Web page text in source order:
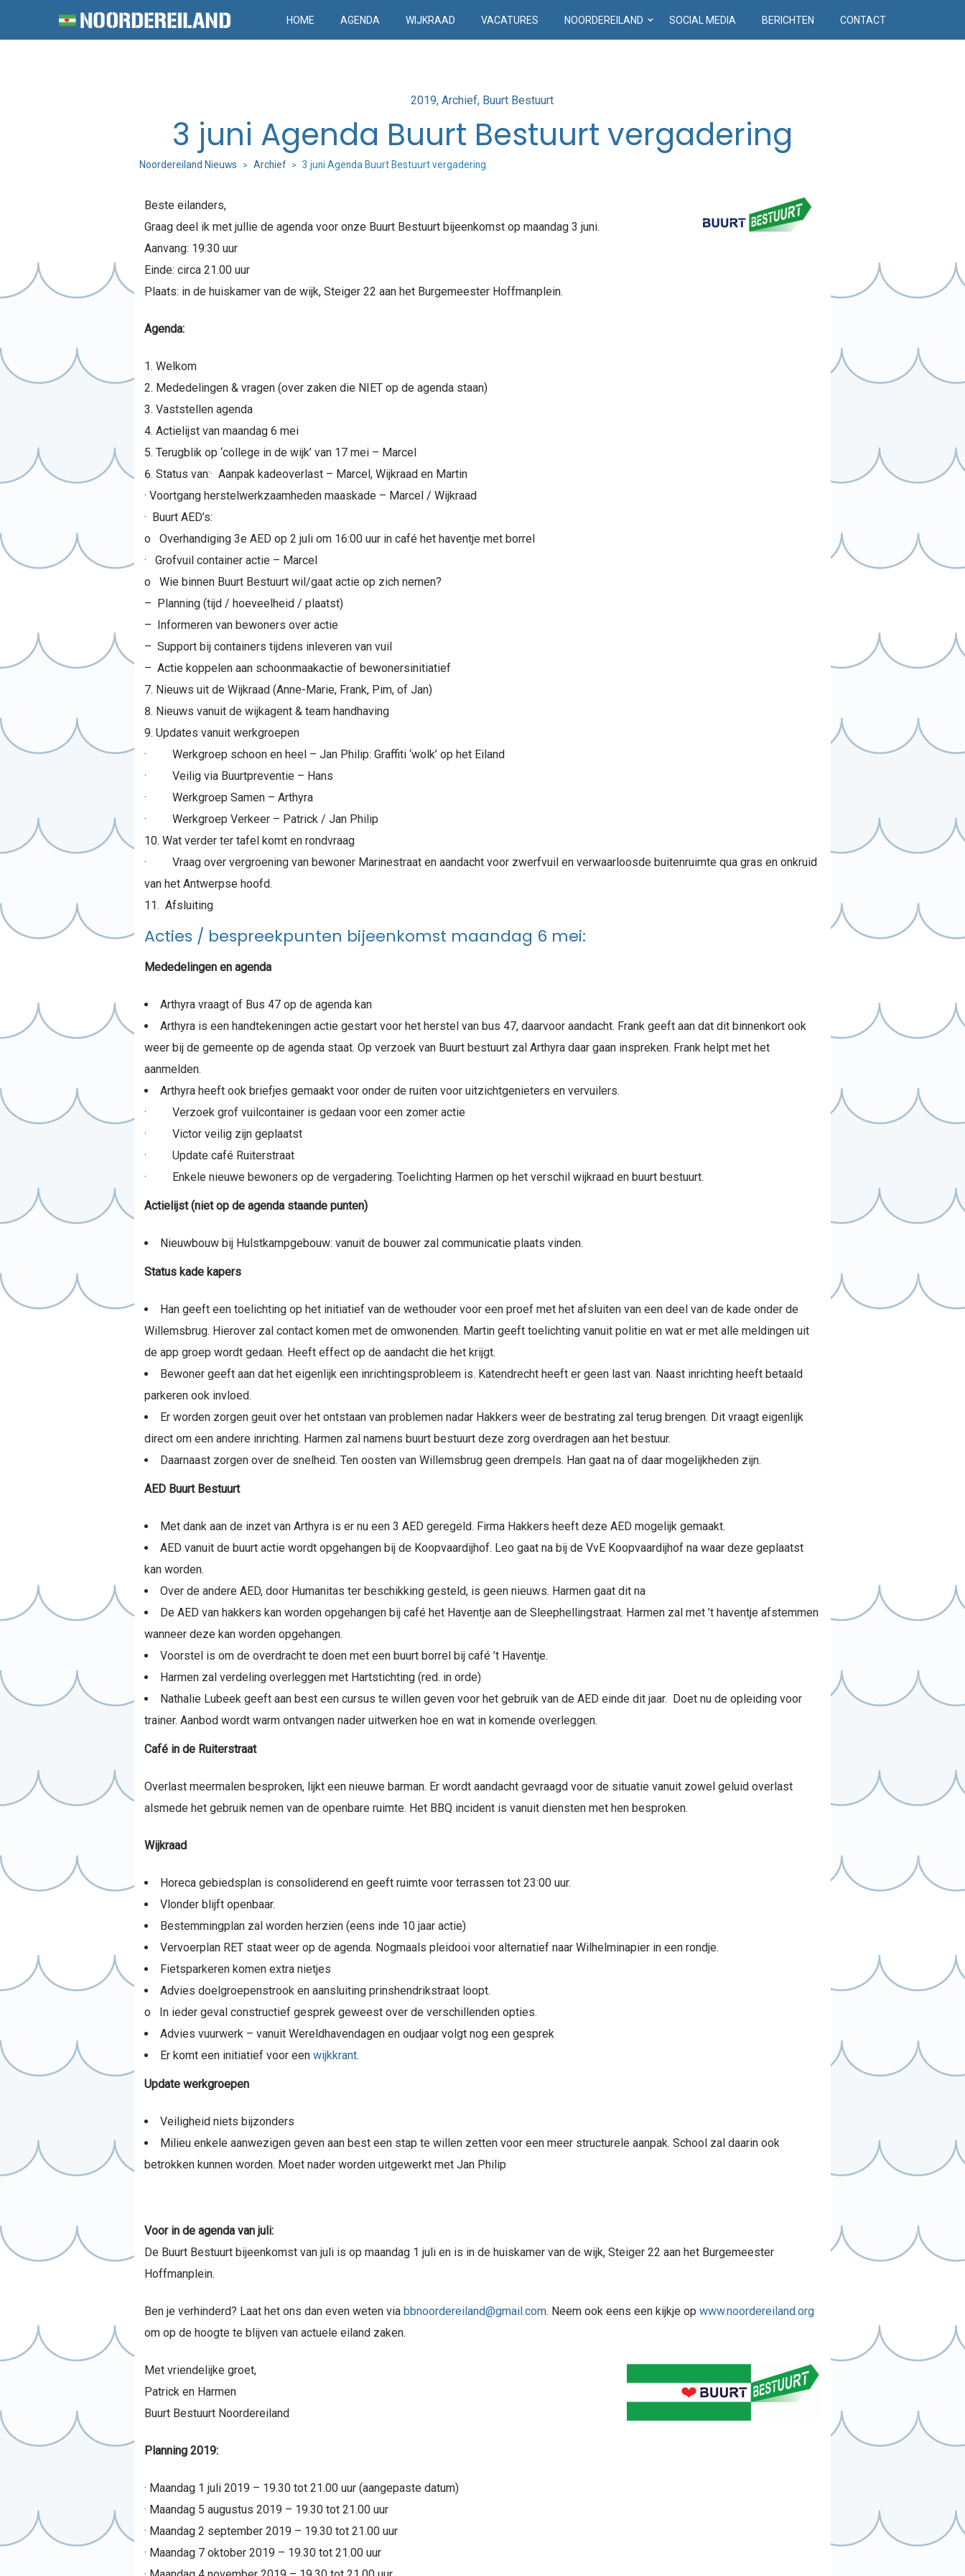
HOME AGENDA WIJKRAAD VACATURES NOORDEREILAND SOCIAL MEDIA BERICHTEN CONTACT
Posted
2019 Archief Buurt Bestuurt
3 juni Agenda Buurt Bestuurt vergadering
Noordereiland Nieuws > Archief > 3 juni Agenda Buurt Bestuurt vergadering
Beste eilanders,
Graag deel ik met jullie de agenda voor onze Buurt Bestuurt bijeenkomst op maandag 3 juni.
Aanvang: 19:30 uur
Einde: circa 21.00 uur
Plaats: in de huiskamer van de wijk, Steiger 22 aan het Burgemeester Hoffmanplein.
Agenda:
Welkom
Mededelingen & vragen (over zaken die NIET op de agenda staan)
Vaststellen agenda
Actielijst van maandag 6 mei
Terugblik op ‘college in de wijk’ van 17 mei – Marcel
Status van:· Aanpak kadeoverlast – Marcel, Wijkraad en Martin
· Voortgang herstelwerkzaamheden maaskade – Marcel / Wijkraad
· Buurt AED’s:
o Overhandiging 3e AED op 2 juli om 16:00 uur in café het haventje met borrel
· Grofvuil container actie – Marcel
o Wie binnen Buurt Bestuurt wil/gaat actie op zich nemen?
– Planning (tijd / hoeveelheid / plaatst)
– Informeren van bewoners over actie
– Support bij containers tijdens inleveren van vuil
– Actie koppelen aan schoonmaakactie of bewonersinitiatief
Nieuws uit de Wijkraad (Anne-Marie, Frank, Pim, of Jan)
Nieuws vanuit de wijkagent & team handhaving
Updates vanuit werkgroepen
· Werkgroep schoon en heel – Jan Philip: Graffiti ‘wolk’ op het Eiland
· Veilig via Buurtpreventie – Hans
· Werkgroep Samen – Arthyra
· Werkgroep Verkeer – Patrick / Jan Philip
Wat verder ter tafel komt en rondvraag
· Vraag over vergroening van bewoner Marinestraat en aandacht voor zwerfvuil en verwaarloosde buitenruimte qua gras en onkruid
van het Antwerpse hoofd.
Afsluiting
Acties / bespreekpunten bijeenkomst maandag 6 mei:
Mededelingen en agenda
Arthyra vraagt of Bus 47 op de agenda kan
Arthyra is een handtekeningen actie gestart voor het herstel van bus 47, daarvoor aandacht. Frank geeft aan dat dit binnenkort ook
weer bij de gemeente op de agenda staat. Op verzoek van Buurt bestuurt zal Arthyra daar gaan inspreken. Frank helpt met het
aanmelden.
Arthyra heeft ook briefjes gemaakt voor onder de ruiten voor uitzichtgenieters en vervuilers.
· Verzoek grof vuilcontainer is gedaan voor een zomer actie
· Victor veilig zijn geplaatst
· Update café Ruiterstraat
· Enkele nieuwe bewoners op de vergadering. Toelichting Harmen op het verschil wijkraad en buurt bestuurt.
Actielijst (niet op de agenda staande punten)
Nieuwbouw bij Hulstkampgebouw: vanuit de bouwer zal communicatie plaats vinden.
Status kade kapers
Han geeft een toelichting op het initiatief van de wethouder voor een proef met het afsluiten van een deel van de kade onder de
Willemsbrug. Hierover zal contact komen met de omwonenden. Martin geeft toelichting vanuit politie en wat er met alle meldingen uit
de app groep wordt gedaan. Heeft effect op de aandacht die het krijgt.
Bewoner geeft aan dat het eigenlijk een inrichtingsprobleem is. Katendrecht heeft er geen last van. Naast inrichting heeft betaald
parkeren ook invloed.
Er worden zorgen geuit over het ontstaan van problemen nadar Hakkers weer de bestrating zal terug brengen. Dit vraagt eigenlijk
direct om een andere inrichting. Harmen zal namens buurt bestuurt deze zorg overdragen aan het bestuur.
Daarnaast zorgen over de snelheid. Ten oosten van Willemsbrug geen drempels. Han gaat na of daar mogelijkheden zijn.
AED Buurt Bestuurt
Met dank aan de inzet van Arthyra is er nu een 3 AED geregeld. Firma Hakkers heeft deze AED mogelijk gemaakt.
AED vanuit de buurt actie wordt opgehangen bij de Koopvaardijhof. Leo gaat na bij de VvE Koopvaardijhof na waar deze geplaatst
kan worden.
Over de andere AED, door Humanitas ter beschikking gesteld, is geen nieuws. Harmen gaat dit na
De AED van hakkers kan worden opgehangen bij café het Haventje aan de Sleephellingstraat. Harmen zal met ’t haventje afstemmen
wanneer deze kan worden opgehangen.
Voorstel is om de overdracht te doen met een buurt borrel bij café ’t Haventje.
Harmen zal verdeling overleggen met Hartstichting (red. in orde)
Nathalie Lubeek geeft aan best een cursus te willen geven voor het gebruik van de AED einde dit jaar. Doet nu de opleiding voor
trainer. Aanbod wordt warm ontvangen nader uitwerken hoe en wat in komende overleggen.
Café in de Ruiterstraat
Overlast meermalen besproken, lijkt een nieuwe barman. Er wordt aandacht gevraagd voor de situatie vanuit zowel geluid overlast
alsmede het gebruik nemen van de openbare ruimte. Het BBQ incident is vanuit diensten met hen besproken.
Wijkraad
Horeca gebiedsplan is consoliderend en geeft ruimte voor terrassen tot 23:00 uur.
Vlonder blijft openbaar.
Bestemmingplan zal worden herzien (eens inde 10 jaar actie)
Vervoerplan RET staat weer op de agenda. Nogmaals pleidooi voor alternatief naar Wilhelminapier in een rondje.
Fietsparkeren komen extra nietjes
Advies doelgroepenstrook en aansluiting prinshendrikstraat loopt.
o In ieder geval constructief gesprek geweest over de verschillenden opties.
Advies vuurwerk – vanuit Wereldhavendagen en oudjaar volgt nog een gesprek
Er komt een initiatief voor een wijkkrant.
Update werkgroepen
Veiligheid niets bijzonders
Milieu enkele aanwezigen geven aan best een stap te willen zetten voor een meer structurele aanpak. School zal daarin ook
betrokken kunnen worden. Moet nader worden uitgewerkt met Jan Philip
Voor in de agenda van juli:
De Buurt Bestuurt bijeenkomst van juli is op maandag 1 juli en is in de huiskamer van de wijk, Steiger 22 aan het Burgemeester
Hoffmanplein.
Ben je verhinderd? Laat het ons dan even weten via bbnoordereiland@gmail.com. Neem ook eens een kijkje op www.noordereiland.org
om op de hoogte te blijven van actuele eiland zaken.
Met vriendelijke groet,
Patrick en Harmen
Buurt Bestuurt Noordereiland
Planning 2019:
· Maandag 1 juli 2019 – 19.30 tot 21.00 uur (aangepaste datum)
· Maandag 5 augustus 2019 – 19.30 tot 21.00 uur
· Maandag 2 september 2019 – 19.30 tot 21.00 uur
· Maandag 7 oktober 2019 – 19.30 tot 21.00 uur